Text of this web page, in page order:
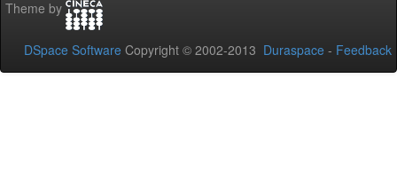
Theme by
DSpace Software Copyright © 2002-2013 Duraspace - Feedback